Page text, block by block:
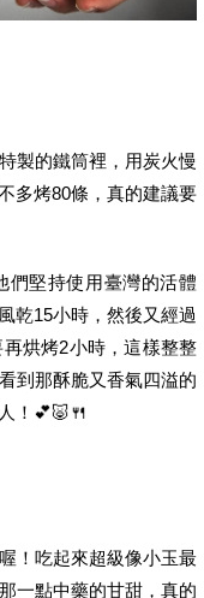
製的鐵筒裡，用炭火慢
多烤80條，真的建議要
們堅持使用臺灣的活體
乾15小時，然後又經過
烘烤2小時，這樣整整
到那酥脆又香氣四溢的
！💕🐷🍴
！吃起來超級像小玉最
一點中藥的甘甜，真的